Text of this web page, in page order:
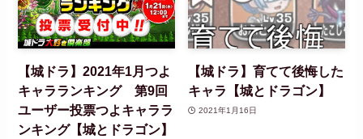
【城ドラ】2021年1月つよ
キャラランキング 第9回
ユーザー投票つよキャララ
ンキング【城とドラゴン】
【城ドラ】育てて後悔した
キャラ【城とドラゴン】
2021年1月16日